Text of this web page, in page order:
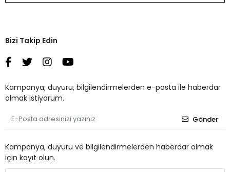
Bizi Takip Edin
Kampanya, duyuru, bilgilendirmelerden e-posta ile haberdar
olmak istiyorum.
Gönder
Kampanya, duyuru ve bilgilendirmelerden haberdar olmak
için kayıt olun.